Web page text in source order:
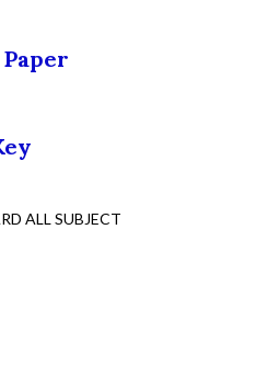
ALL SUBJECT